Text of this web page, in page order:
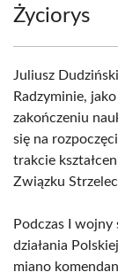
Życiorys
Juliusz
Radzyminie,
zakończeniu
się na
trakcie
Związku
Podczas I
działania
miano